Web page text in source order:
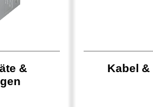
&
Kabel